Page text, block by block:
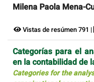
Milena Paola Mena-
Vistas de resúmen 791 |
Categorías para el
en la contabilidad de
Categories for the